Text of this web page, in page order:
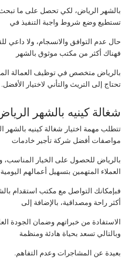
بالشهر الرياض، لكي تحصل على ما
تستطيع وضع شروط واجبة التنفيذ في
حال عدم التوافق والانسجام، ولا داعي
فهناك أكثر من مكتب موثوق بالشهر
بالرياض متخصص في توظيف العمالة
تحتاج إلى التريث والتأني لاختيار الأفضل.
شغالة كينيه بالشهر
تتطلب مهمة اختيار شغالة كينيه
مواصفات أفضل شركة تأجير خادمات
بالرياض للحصول على الخيار المناسب،
العملاء المتهمين بتسهيل أعمالهم
فبإمكانك التواصل مع مكتب استقدام
أكثر راحة ومصداقية، بالإضافة إلى
الاستفادة من خبراتهم وضمان الجودة
وبالتالي تسعد بحياة هادئة ومنظمة
بعيدة عن المشاجرات وعدم التفاهم.